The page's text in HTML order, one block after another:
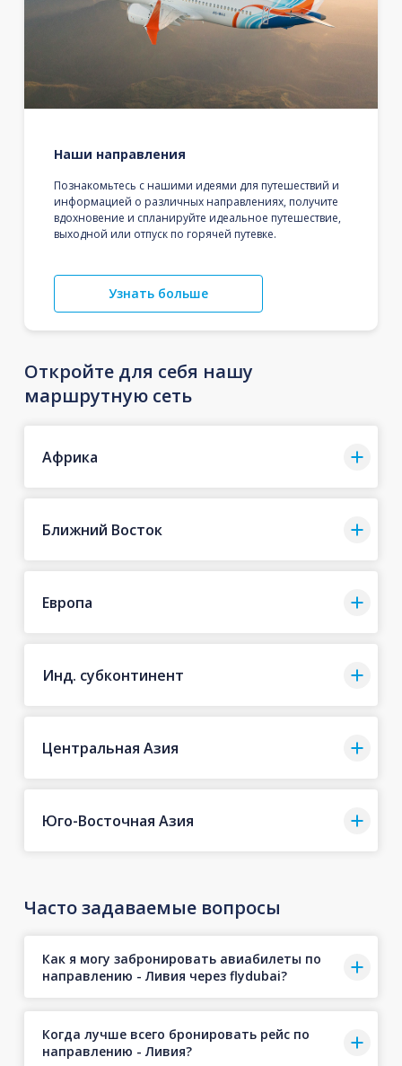
Наши направления
Познакомьтесь с нашими идеями для путешествий и
информацией о различных направлениях, получите
вдохновение и спланируйте идеальное путешествие,
выходной или отпуск по горячей путевке.
Узнать больше
Откройте для себя нашу
маршрутную сеть
Африка
Ближний Восток
Европа
Инд. субконтинент
Центральная Азия
Юго-Восточная Азия
Часто задаваемые вопросы
Как я могу забронировать авиабилеты по
направлению - Ливия через flydubai?
Когда лучше всего бронировать рейс по
направлению - Ливия?